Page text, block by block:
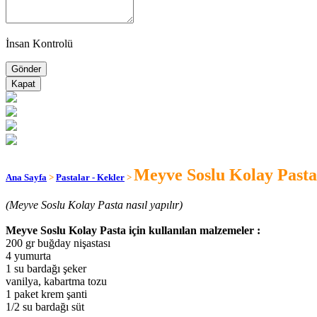
İnsan Kontrolü
Kapat
Ana Sayfa > Pastalar - Kekler > Meyve Soslu Kolay
(Meyve Soslu Kolay Pasta nasıl yapılır)
Meyve Soslu Kolay Pasta için kullanılan malzemeler :
200 gr buğday nişastası
4 yumurta
1 su bardağı şeker
vanilya, kabartma tozu
1 paket krem şanti
1/2 su bardağı süt